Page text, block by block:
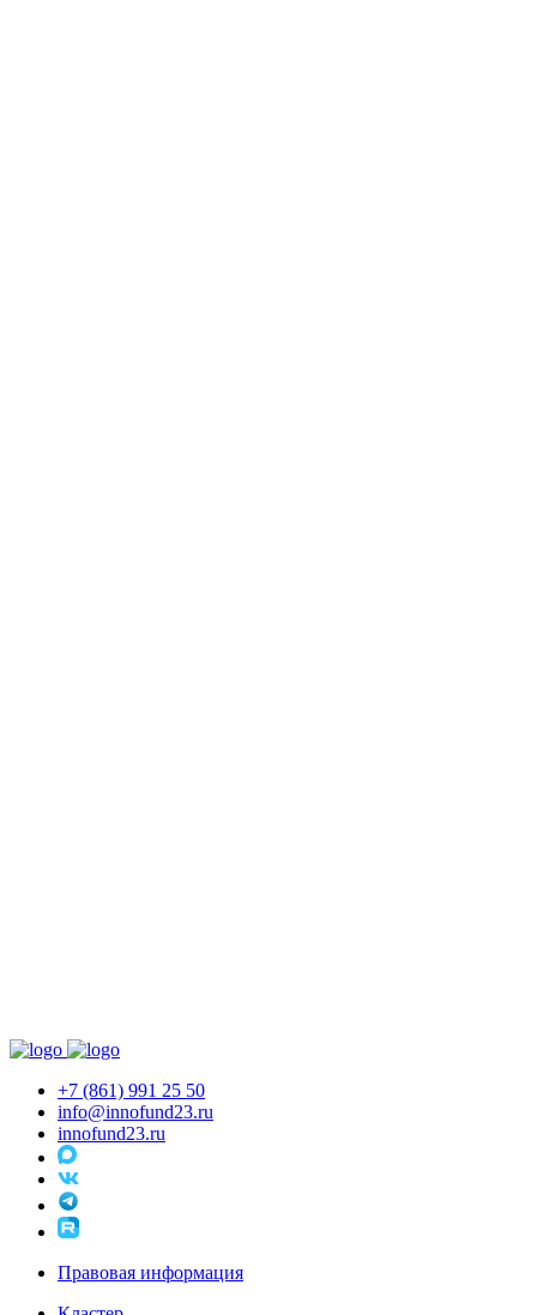
+7 (861) 991 25 50
info@innofund23.ru
innofund23.ru
Правовая информация